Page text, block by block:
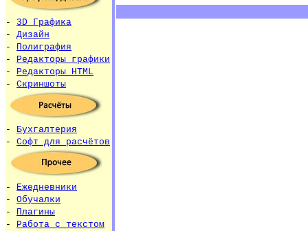
- 3D Графика
- Дизайн
- Полиграфия
- Редакторы графики
- Редакторы HTML
- Скриншоты
- Бухгалтерия
- Софт для расчётов
- Ежедневники
- Обучалки
- Плагины
- Работа с текстом